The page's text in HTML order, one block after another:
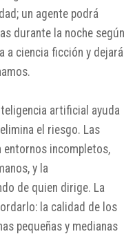
un agente podrá
durante la noche según
a ciencia ficción y dejará
artificial ayuda
el riesgo. Las
entornos incompletos,
y la
de quien dirige. La
la calidad de los
pequeñas y medianas